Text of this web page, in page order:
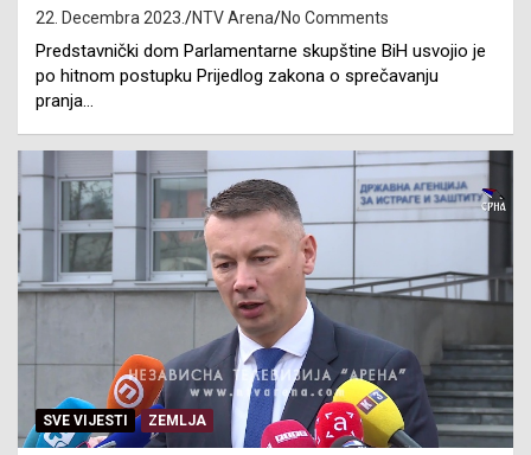
22. Decembra 2023. NTV Arena No Comments
Predstavnički dom Parlamentarne skupštine BiH usvojio je
po hitnom postupku Prijedlog zakona o sprečavanju
pranja…
SVE VIJESTI ZEMLJA